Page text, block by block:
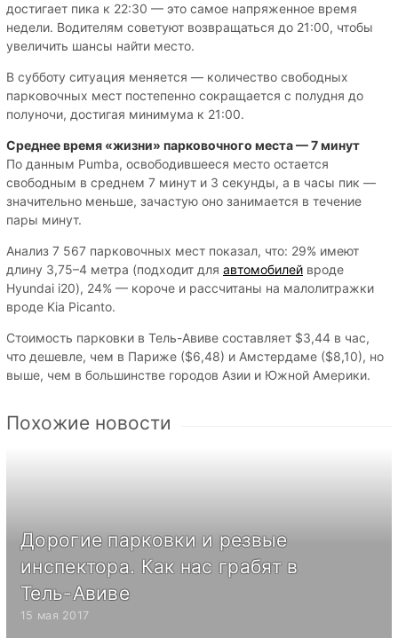
достигает пика к 22:30 — это самое напряженное время
недели. Водителям советуют возвращаться до 21:00, чтобы
увеличить шансы найти место.
В субботу ситуация меняется — количество свободных
парковочных мест постепенно сокращается с полудня до
полуночи, достигая минимума к 21:00.
Среднее время «жизни» парковочного места — 7 минут
По данным Pumba, освободившееся место остается
свободным в среднем 7 минут и 3 секунды, а в часы пик —
значительно меньше, зачастую оно занимается в течение
пары минут.
Анализ 7 567 парковочных мест показал, что: 29% имеют
длину 3,75–4 метра (подходит для автомобилей вроде
Hyundai i20), 24% — короче и рассчитаны на малолитражки
вроде Kia Picanto.
Стоимость парковки в Тель-Авиве составляет $3,44 в час,
что дешевле, чем в Париже ($6,48) и Амстердаме ($8,10), но
выше, чем в большинстве городов Азии и Южной Америки.
Похожие новости
Дорогие парковки и резвые
инспектора. Как нас грабят в
Тель-Авиве
15 мая 2017